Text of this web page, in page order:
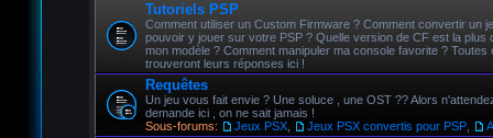
Tutoriels PSP
Comment utiliser un Custom Firmware ? Comment convertir un
pouvoir y jouer sur votre PSP ? Quelle version de CF est la plus
mon modèle ? Comment manipuler ma console favorite ? Toutes
trouveront leurs réponses ici !
Requêtes
Un jeu vous fait envie ? Une soluce , une OST ?? Alors
demande ici , on ne sait jamais !
Sous-forums:
Jeux PSX, Jeux PSX convertis pour PSP,